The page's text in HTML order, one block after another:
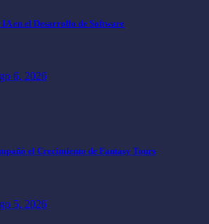
en el Desarrollo de Software
6, 2026
el Crecimiento de Fantasy Tours
5, 2026